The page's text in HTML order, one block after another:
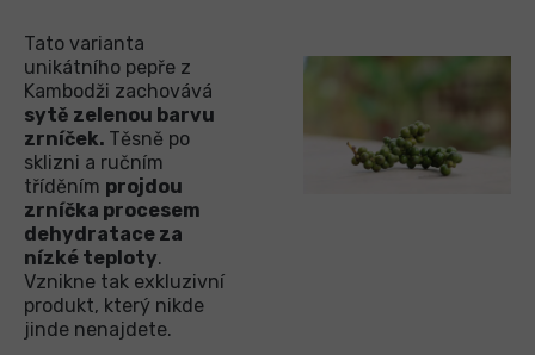
Tato varianta
unikátního pepře z
Kambodži zachovává
sytě zelenou barvu
zrníček. Těsně po
sklizni a ručním
tříděním projdou
zrníčka procesem
dehydratace za
nízké teploty.
Vznikne tak exkluzivní
produkt, který nikde
jinde nenajdete.